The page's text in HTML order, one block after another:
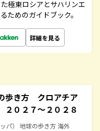
極東ロシアとサハリンエ
ためのガイドブック。
詳細を見る
歩き方 クロアチア
０２７～２０２８
パ） 地球の歩き方 海外